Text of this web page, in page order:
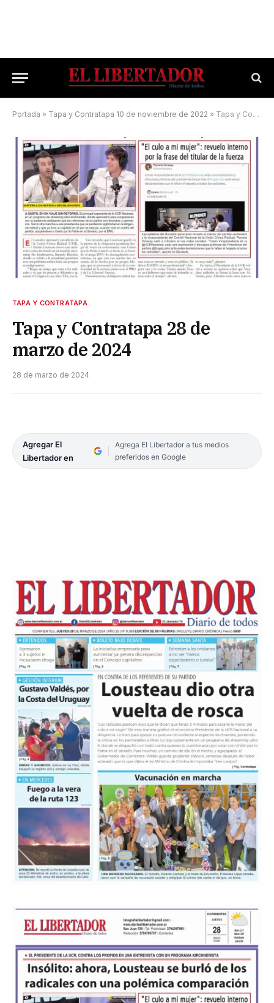
Portada » Tapa y Contratapa 10 de noviembre de 2022 » Tapa y Contratapa 28 de marzo de 2024
TAPA Y CONTRATAPA
Tapa y Contratapa 28 de
marzo de 2024
28 de marzo de 2024
Agregar El
Libertador en
Agrega El Libertador a tus medios
preferidos en Google